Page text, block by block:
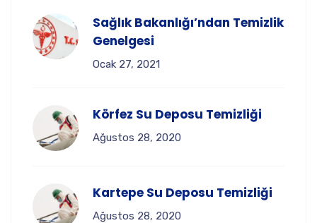
Sağlık Bakanlığı’ndan Temizlik
Genelgesi
Ocak 27, 2021
Körfez Su Deposu Temizliği
Ağustos 28, 2020
Kartepe Su Deposu Temizliği
Ağustos 28, 2020